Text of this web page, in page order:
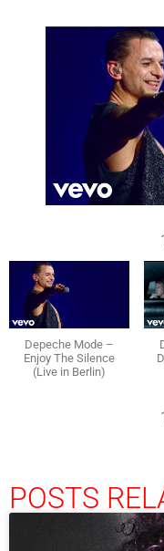
Depeche Mode –
Enjoy The Silence
(Live in Berlin)
1
POSTS